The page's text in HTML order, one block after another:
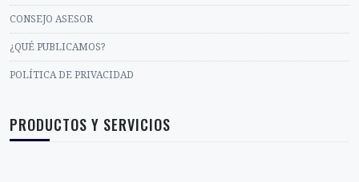
CONSEJO ASESOR
¿QUÉ PUBLICAMOS?
POLÍTICA DE PRIVACIDAD
PRODUCTOS Y SERVICIOS